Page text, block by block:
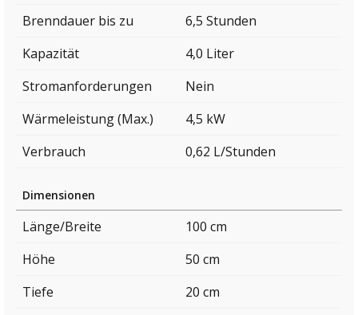
Brenndauer bis zu
6,5 Stunden
Kapazität
4,0 Liter
Stromanforderungen
Nein
Wärmeleistung (Max.)
4,5 kW
Verbrauch
0,62 L/Stunden
Dimensionen
Länge/Breite
100 cm
Höhe
50 cm
Tiefe
20 cm